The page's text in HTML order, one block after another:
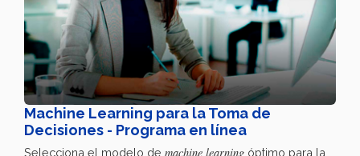
Machine Learning para la Toma de
Decisiones - Programa en línea
Selecciona el modelo de machine learning óptimo para la